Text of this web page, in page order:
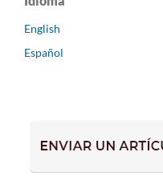
English
Español